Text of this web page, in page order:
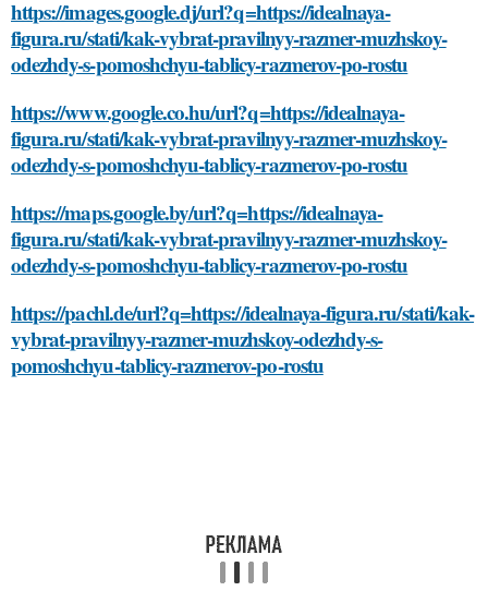
https://images.google.dj/url?q=https://idealnaya-
figura.ru/stati/kak-vybrat-pravilnyy-razmer-muzhskoy-
odezhdy-s-pomoshchyu-tablicy-razmerov-po-rostu
https://www.google.co.hu/url?q=https://idealnaya-
figura.ru/stati/kak-vybrat-pravilnyy-razmer-muzhskoy-
odezhdy-s-pomoshchyu-tablicy-razmerov-po-rostu
https://maps.google.by/url?q=https://idealnaya-
figura.ru/stati/kak-vybrat-pravilnyy-razmer-muzhskoy-
odezhdy-s-pomoshchyu-tablicy-razmerov-po-rostu
https://pachl.de/url?q=https://idealnaya-figura.ru/stati/kak-
vybrat-pravilnyy-razmer-muzhskoy-odezhdy-s-
pomoshchyu-tablicy-razmerov-po-rostu